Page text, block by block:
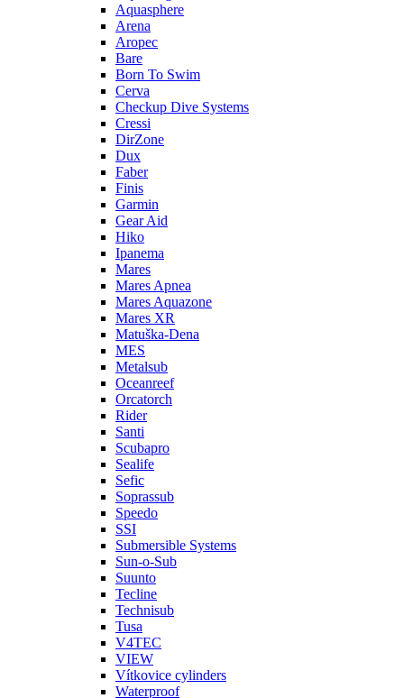
Aquasphere
Arena
Aropec
Bare
Born To Swim
Cerva
Checkup Dive Systems
Cressi
DirZone
Dux
Faber
Finis
Garmin
Gear Aid
Hiko
Ipanema
Mares
Mares Apnea
Mares Aquazone
Mares XR
Matuška-Dena
MES
Metalsub
Oceanreef
Orcatorch
Rider
Santi
Scubapro
Sealife
Sefic
Soprassub
Speedo
SSI
Submersible Systems
Sun-o-Sub
Suunto
Tecline
Technisub
Tusa
V4TEC
VIEW
Vítkovice cylinders
Waterproof